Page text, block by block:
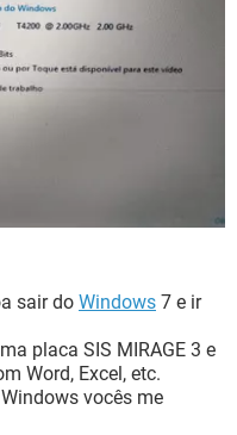
sair do Windows 7 e ir
placa SIS MIRAGE 3 e
Word, Excel, etc.
vocês me